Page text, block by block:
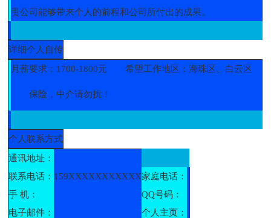
贵公司能够带来个人的前程和公司所付出的成果。
详细个人自传
月薪要求：1700-1800元
希望工作地区：海珠区、白云区
保险，中介请勿扰！
个人联系方式
通讯地址：
联系电话： 159XXXXXXXXXXX家庭电话：
手 机：
QQ号码：
电子邮件：
个人主页：